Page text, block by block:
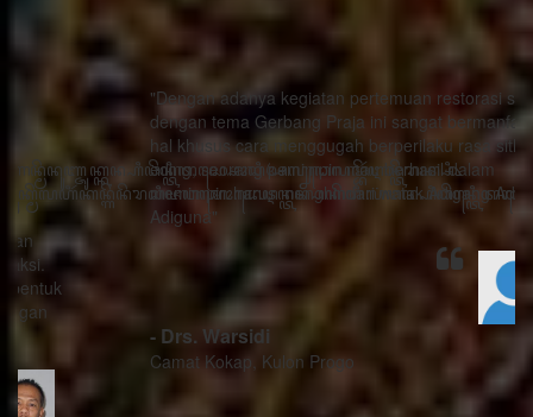
"Dengan adanya kegiatan pertemuan restorasi sosial
dengan tema Gerbang Praja ini sangat bermanfaat ada
hal khusus cara menggugah berperilaku rasa sithik
eding, seorang pemimpin mau berhasil dalam
memimpin harus menghindari watak Adigang Adigung
- Drs. Warsidi
Camat Kokap, Kulon Progo